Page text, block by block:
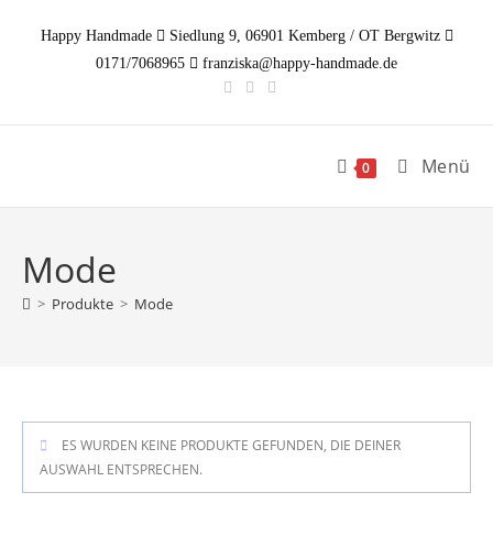
InhaltHappy Handmade
Siedlung 9, 06901 Kemberg / OT Bergwitz
0171/7068965
franziska@happy-handmade.de
0 Menü
Mode
> Produkte > Mode
ES WURDEN KEINE PRODUKTE GEFUNDEN, DIE DEINER
AUSWAHL ENTSPRECHEN.